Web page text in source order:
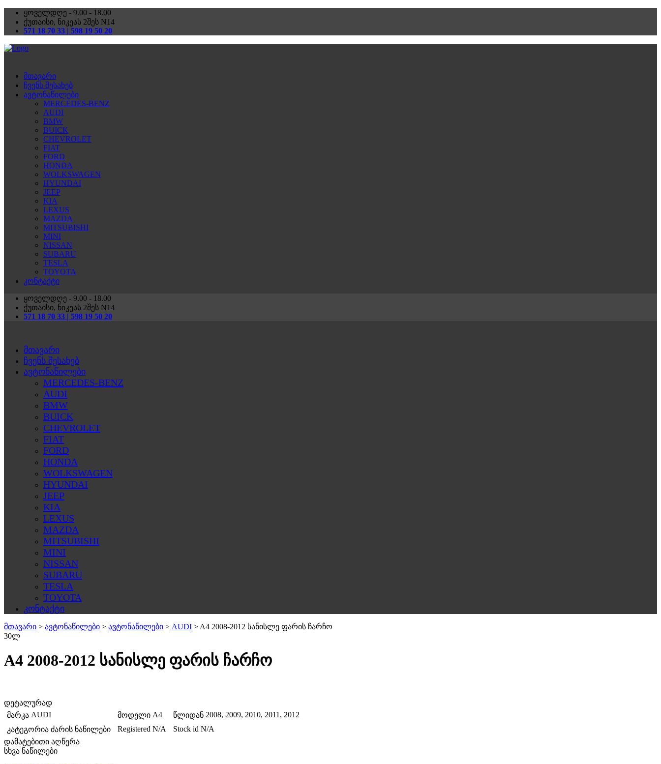
ყოველდღე - 9.00 - 18.00
ქუთაისი, ნიკეას 2შეს N14
571 18 70 33 | 598 19 50 20
მთავარი
ჩვენს შესახებ
ავტონაწილები
MERCEDES-BENZ
AUDI
BMW
BUICK
CHEVROLET
FIAT
FORD
HONDA
WOLKSWAGEN
HYUNDAI
JEEP
KIA
LEXUS
MAZDA
MITSUBISHI
MINI
NISSAN
SUBARU
TESLA
TOYOTA
კონტაქტი
ყოველდღე - 9.00 - 18.00
ქუთაისი, ნიკეას 2შეს N14
571 18 70 33 | 598 19 50 20
მთავარი
ჩვენს შესახებ
ავტონაწილები
MERCEDES-BENZ
AUDI
BMW
BUICK
CHEVROLET
FIAT
FORD
HONDA
WOLKSWAGEN
HYUNDAI
JEEP
KIA
LEXUS
MAZDA
MITSUBISHI
MINI
NISSAN
SUBARU
TESLA
TOYOTA
კონტაქტი
მთავარი > ავტონაწილები > ავტონაწილები > AUDI > A4 2008-2012 სანისლე ფარის ჩარჩო
30ლ
A4 2008-2012 სანისლე ფარის ჩარჩო
დეტალურად
მარკა AUDI მოდელი A4 წლიდან 2008, 2009, 2010, 2011, 2012
კატეგორია ძარის ნაწილები Registered N/A Stock id N/A
დამატებითი აღწერა
სხვა ნაწილები